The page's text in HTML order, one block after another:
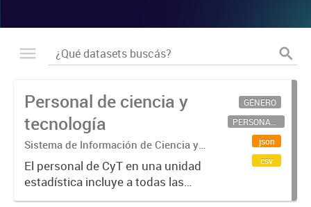
Personal de ciencia y
tecnología
Sistema de Información de Ciencia y
Tecnología Argentino (SICYTAR)
El personal de CyT en una unidad
estadística incluye a todas las
personas involucradas
GÉNERO
PERSONAL CIENTÍFICO-TECNOLÓGICO
json
csv